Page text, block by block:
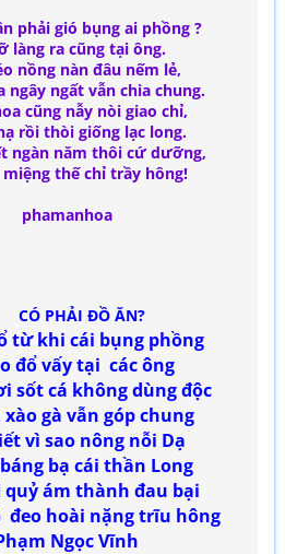
phải gió bụng ai phồng ?
làng ra cũng tại ông.
nồng nàn đâu nếm lẻ,
ngây ngất vẫn chia chung.
cũng nẫy nòi giao chỉ,
rồi thòi giống lạc long.
ngàn năm thôi cứ dưỡng,
miệng thế chỉ trầy hông!
phamanhoa
PHẢI ĐỒ ĂN?
từ khi cái bụng phồng
đổ vấy tại các ông
sốt cá không dùng độc
gà vẫn góp chung
vì sao nông nỗi Dạ
bạ cái thần Long
quỷ ám thành đau bại
đeo hoài nặng trĩu hông
Ngọc Vĩnh